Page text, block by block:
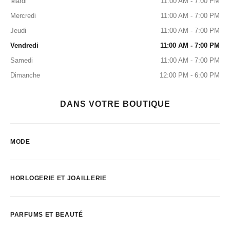
Mercredi
11:00 AM - 7:00 PM
Jeudi
11:00 AM - 7:00 PM
Vendredi
11:00 AM - 7:00 PM
Samedi
11:00 AM - 7:00 PM
Dimanche
12:00 PM - 6:00 PM
DANS VOTRE BOUTIQUE
MODE
HORLOGERIE ET JOAILLERIE
PARFUMS ET BEAUTÉ